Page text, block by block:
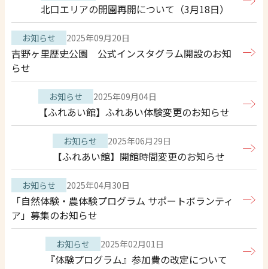
北口エリアの開園再開について（3月18日）
お知らせ 2025年09月20日
吉野ヶ里歴史公園 公式インスタグラム開設のお知
らせ
お知らせ 2025年09月04日
【ふれあい館】ふれあい体験変更のお知らせ
お知らせ 2025年06月29日
【ふれあい館】開館時間変更のお知らせ
お知らせ 2025年04月30日
「自然体験・農体験プログラム サポートボランティ
ア」募集のお知らせ
お知らせ 2025年02月01日
『体験プログラム』参加費の改定について